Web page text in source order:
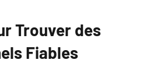
Trouver des
Fiables